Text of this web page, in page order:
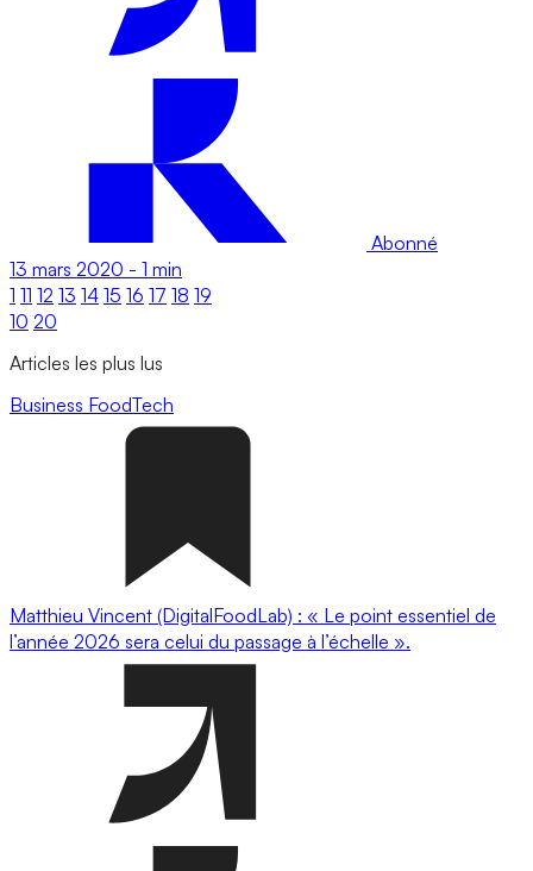
Abonné
13 mars 2020 - 1 min
1 11 12 13 14 15 16 17 18 19
10 20
Articles les plus lus
Business FoodTech
Matthieu Vincent (DigitalFoodLab) : « Le point essentiel de
l’année 2026 sera celui du passage à l’échelle ».